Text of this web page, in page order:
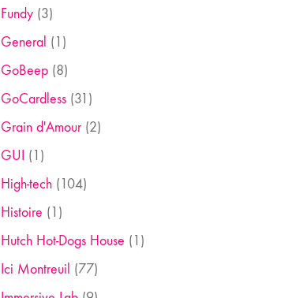
Fundy(3)
General (1)
GoBeep(8)
GoCardless(31)
Grain d'Amour(2)
GUI (1)
High-tech(104)
Histoire (1)
Hutch Hot-Dogs House (1)
Ici Montreuil (77)